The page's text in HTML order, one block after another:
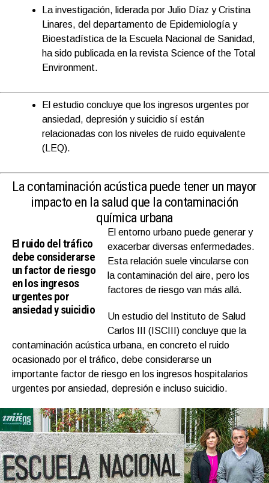
La investigación, liderada por Julio Díaz y Cristina
Linares, del departamento de Epidemiología y
Bioestadística de la Escuela Nacional de Sanidad,
ha sido publicada en la revista Science of the Total
Environment.
El estudio concluye que los ingresos urgentes por
ansiedad, depresión y suicidio sí están
relacionadas con los niveles de ruido equivalente
(LEQ).
La contaminación acústica puede tener un mayor
impacto en la salud que la contaminación
química urbana
El ruido del tráfico
debe considerarse
un factor de riesgo
en los ingresos
urgentes por
ansiedad y suicidio
El entorno urbano puede generar y
exacerbar diversas enfermedades.
Esta relación suele vincularse con
la contaminación del aire, pero los
factores de riesgo van más allá.
Un estudio del Instituto de Salud
Carlos III (ISCIII) concluye que la
contaminación acústica urbana, en concreto el ruido
ocasionado por el tráfico, debe considerarse un
importante factor de riesgo en los ingresos hospitalarios
urgentes por ansiedad, depresión e incluso suicidio.